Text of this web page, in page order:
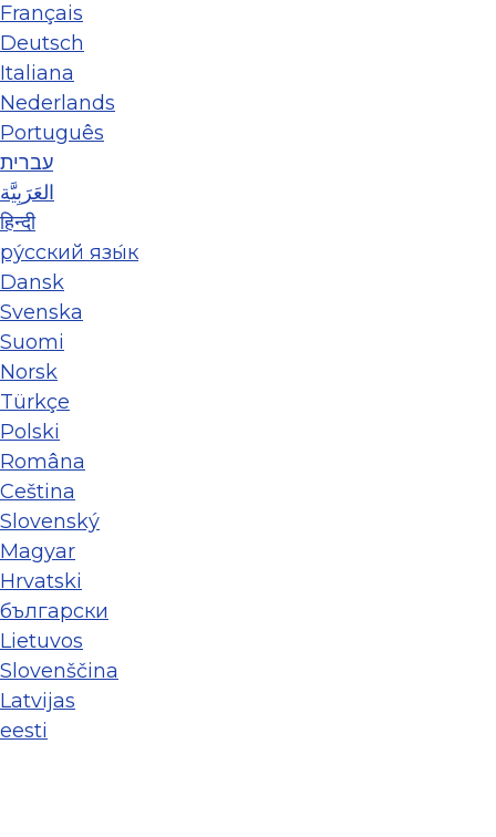
Français
Deutsch
Italiana
Nederlands
Português
עברית
العَرَبِيَّة
हिन्दी
ру́сский язы́к
Dansk
Svenska
Suomi
Norsk
Türkçe
Polski
Româna
Ceština
Slovenský
Magyar
Hrvatski
български
Lietuvos
Slovenščina
Latvijas
eesti